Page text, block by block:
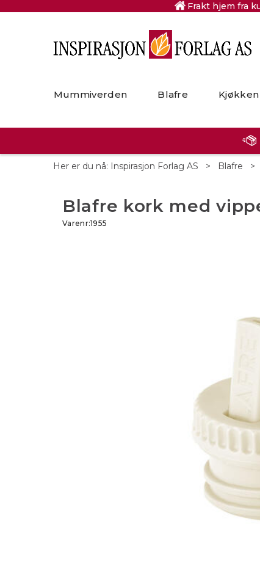
Frakt hjem fra
Mummiverden Blafre Kjøkken
Her er du nå: Inspirasjon Forlag AS > Blafre >
Blafre kork med
Varenr:1955